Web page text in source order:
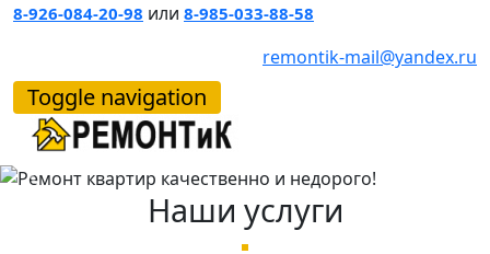
8-926-084-20-98 или 8-985-033-88-58
remontik-mail@yandex.ru
Toggle navigation
Ремонт квартир
качественно и
недорого!
Previous Наши услуги